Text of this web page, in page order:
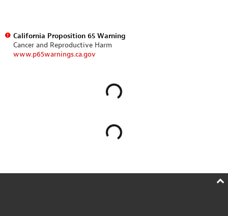
California Proposition 65 Warning
Cancer and Reproductive Harm
www.p65warnings.ca.gov